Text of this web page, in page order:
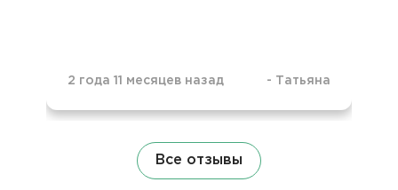
2 года 11 месяцев назад - Татьяна
Все отзывы